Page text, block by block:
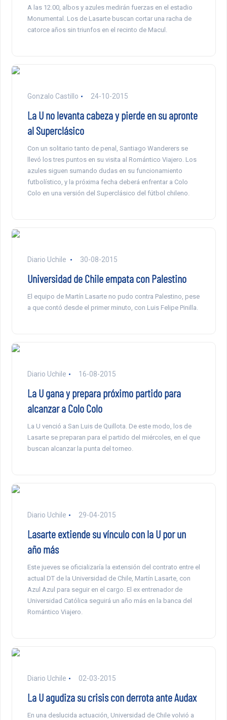
A las 12.00, albos y azules medirán fuerzas en el estadio
Monumental. Los de Lasarte buscan cortar una racha de
catorce años sin triunfos en el recinto de Macul.
Gonzalo Castillo 24-10-2015
La U no levanta cabeza y pierde en su apronte
al Superclásico
Con un solitario tanto de penal, Santiago Wanderers se
llevó los tres puntos en su visita al Romántico Viajero. Los
azules siguen sumando dudas en su funcionamiento
futbolístico, y la próxima fecha deberá enfrentar a Colo
Colo en una versión del Superclásico del fútbol chileno.
Diario Uchile 30-08-2015
Universidad de Chile empata con Palestino
El equipo de Martín Lasarte no pudo contra Palestino, pese
a que contó desde el primer minuto, con Luis Felipe Pinilla.
Diario Uchile 16-08-2015
La U gana y prepara próximo partido para
alcanzar a Colo Colo
La U venció a San Luis de Quillota. De este modo, los de
Lasarte se preparan para el partido del miércoles, en el que
buscan alcanzar la punta del torneo.
Diario Uchile 29-04-2015
Lasarte extiende su vínculo con la U por un
año más
Este jueves se oficializaría la extensión del contrato entre el
actual DT de la Universidad de Chile, Martín Lasarte, con
Azul Azul para seguir en el cargo. El ex entrenador de
Universidad Católica seguirá un año más en la banca del
Romántico Viajero.
Diario Uchile 02-03-2015
La U agudiza su crisis con derrota ante Audax
En una deslucida actuación, Universidad de Chile volvió a